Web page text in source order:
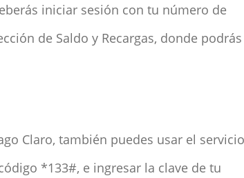
iniciar sesión con tu número de
de Saldo y Recargas, donde podrás
Claro, también puedes usar el
*133#, e ingresar la clave de tu